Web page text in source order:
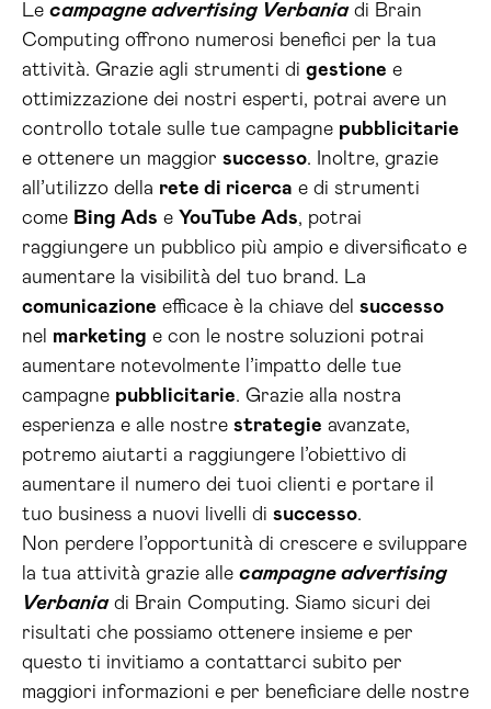
Le campagne advertising Verbaniadi Brain
Computing offrono numerosi benefici per la tua
attività. Grazie agli strumenti di gestione e
ottimizzazione dei nostri esperti, potrai avere un
controllo totale sulle tue campagne pubblicitarie
e ottenere un maggior successo. Inoltre, grazie
all’utilizzo della rete di ricerca e di strumenti
come Bing Ads e YouTube Ads, potrai
raggiungere un pubblico più ampio e diversificato e
aumentare la visibilità del tuo brand. La
comunicazione efficace è la chiave del successo
nel marketing e con le nostre soluzioni potrai
aumentare notevolmente l’impatto delle tue
campagne pubblicitarie. Grazie alla nostra
esperienza e alle nostre strategie avanzate,
potremo aiutarti a raggiungere l’obiettivo di
aumentare il numero dei tuoi clienti e portare il
tuo business a nuovi livelli di successo.
Non perdere l’opportunità di crescere e sviluppare
la tua attività grazie alle campagne advertising
Verbaniadi Brain Computing. Siamo sicuri dei
risultati che possiamo ottenere insieme e per
questo ti invitiamo a contattarci subito per
maggiori informazioni e per beneficiare delle nostre